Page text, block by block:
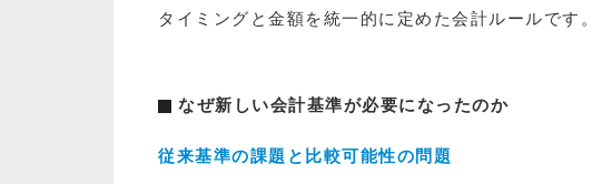
タイミングと金額を統一的に定めた会計ルールです。
なぜ新しい会計基準が必要になったのか
従来基準の課題と比較可能性の問題